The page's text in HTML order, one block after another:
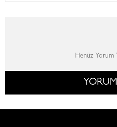
Henüz Yorum